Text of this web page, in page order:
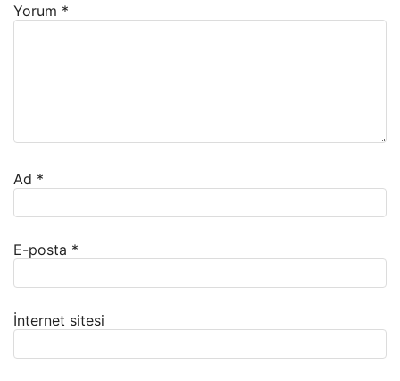
Yorum *
Ad *
E-posta *
İnternet sitesi